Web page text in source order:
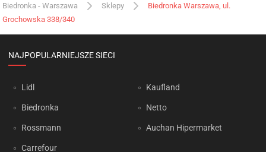
Biedronka - Warszawa
Sklepy
Biedronka Warszawa, ul.
Grochowska 338/340
NAJPOPULARNIEJSZE SIECI
Lidl
Biedronka
Rossmann
Carrefour
Kaufland
Netto
Auchan Hipermarket